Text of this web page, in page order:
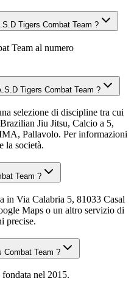
Tigers Combat Team ?
Team al numero
Tigers Combat Team ?
selezione di discipline tra cui
Jiu Jitsu, Calcio a 5,
Pallavolo. Per informazioni
la società.
Team ?
in Via Calabria 5, 81033 Casal
Maps o un altro servizio di
precise.
Combat Team ?
nel 2015.